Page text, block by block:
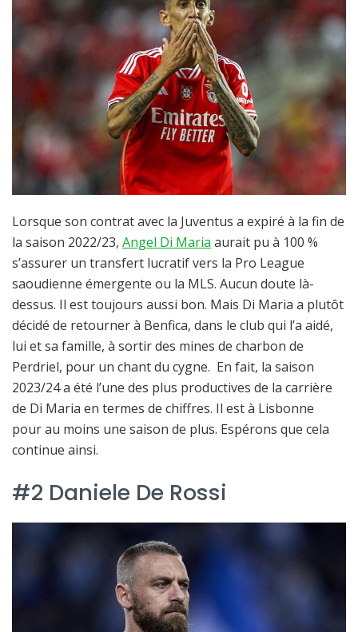
Lorsque son contrat avec la Juventus a expiré à la fin de
la saison 2022/23, Angel Di Maria aurait pu à 100 %
s’assurer un transfert lucratif vers la Pro League
saoudienne émergente ou la MLS. Aucun doute là-
dessus. Il est toujours aussi bon. Mais Di Maria a plutôt
décidé de retourner à Benfica, dans le club qui l’a aidé,
lui et sa famille, à sortir des mines de charbon de
Perdriel, pour un chant du cygne. En fait, la saison
2023/24 a été l’une des plus productives de la carrière
de Di Maria en termes de chiffres. Il est à Lisbonne
pour au moins une saison de plus. Espérons que cela
continue ainsi.
#2 Daniele De Rossi